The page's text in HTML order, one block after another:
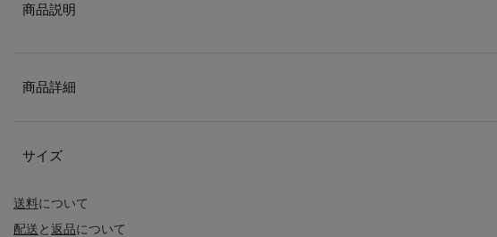
送料について
配送と返品について
商品説明
商品詳細
サイズ